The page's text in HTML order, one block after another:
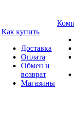
Как купить
Доставка
Оплата
Обмен и
возврат
Магазины